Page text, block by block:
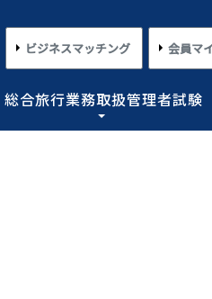
ビジネスマッチング 会員マ
総合旅行業務取扱管理者試験